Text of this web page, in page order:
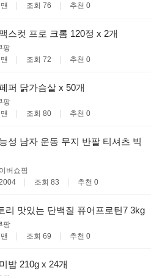
조회 76 추천 0
스컷 프로 크롬 120정 x 2개
팡
조회 72 추천 0
퍼 닭가슴살 x 50개
팡
조회 80 추천 0
성 남자 운동 무지 반팔 티셔츠 빅
버쇼핑
조회 83 추천 0
리 맛있는 단백질 퓨어프로틴7 3kg
팡
조회 69 추천 0
밥 210g x 24개